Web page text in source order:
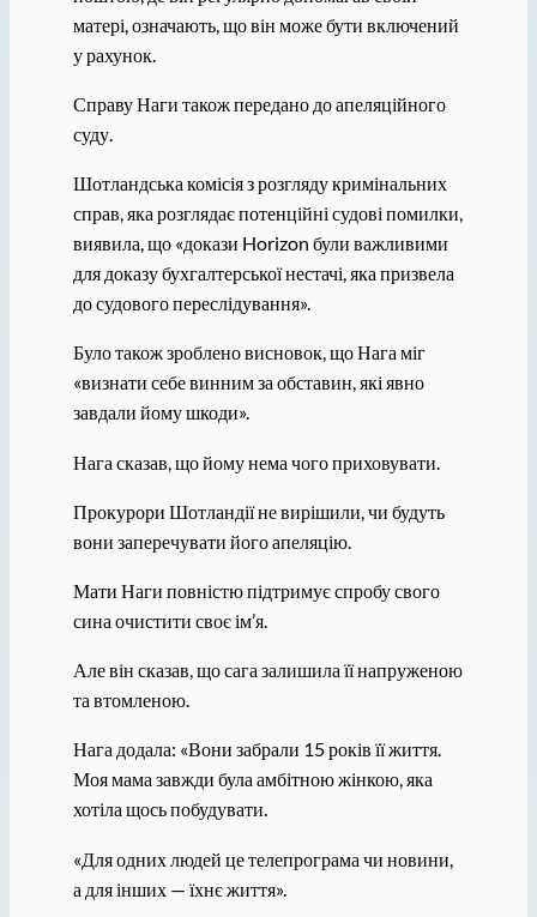
матері, означають, що він може бути включений
у рахунок.
Справу Наги також передано до апеляційного
суду.
Шотландська комісія з розгляду кримінальних
справ, яка розглядає потенційні судові помилки,
виявила, що «докази Horizon були важливими
для доказу бухгалтерської нестачі, яка призвела
до судового переслідування».
Було також зроблено висновок, що Нага міг
«визнати себе винним за обставин, які явно
завдали йому шкоди».
Нага сказав, що йому нема чого приховувати.
Прокурори Шотландії не вирішили, чи будуть
вони заперечувати його апеляцію.
Мати Наги повністю підтримує спробу свого
сина очистити своє ім’я.
Але він сказав, що сага залишила її напруженою
та втомленою.
Нага додала: «Вони забрали 15 років її життя.
Моя мама завжди була амбітною жінкою, яка
хотіла щось побудувати.
«Для одних людей це телепрограма чи новини,
а для інших — їхнє життя».